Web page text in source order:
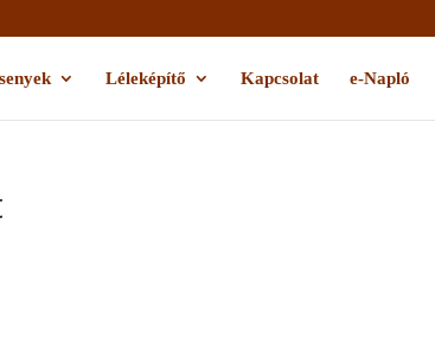
Léleképítő Kapcsolat e-Napló